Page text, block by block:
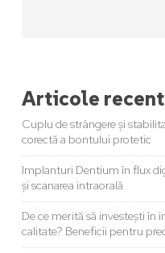
Articole
Cuplu de strângere și
corectă a bontului protetic
Implanturi Dentium în flux
și scanarea intraorală
De ce merită să investești în
calitate? Beneficii pentru